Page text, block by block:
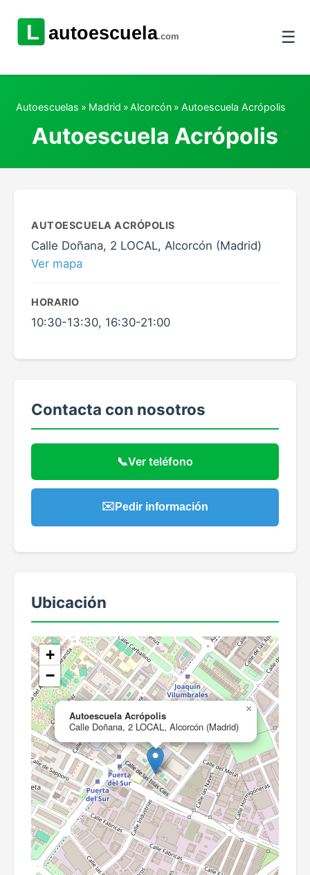
☰
Autoescuelas » Madrid »Alcorcón » Autoescuela Acrópolis
Autoescuela Acrópolis
AUTOESCUELA ACRÓPOLIS
Calle Doñana, 2 LOCAL, Alcorcón (Madrid)
Ver mapa
HORARIO
10:30-13:30, 16:30-21:00
Contacta con nosotros
📞Ver teléfono
✉️ Pedir información
Ubicación
Autoescuela Acrópolis
Calle Doñana, 2 LOCAL, Alcorcón (Madrid)
×
+
−